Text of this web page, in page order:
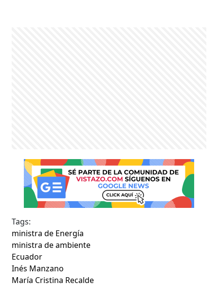
Tags:
ministra de Energía
ministra de ambiente
Ecuador
Inés Manzano
María Cristina Recalde